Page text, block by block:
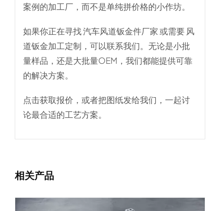
案例的加工厂，而不是单纯拼价格的小作坊。
如果你正在寻找汽车风道钣金件厂家或需要 风
道钣金加工定制 ，可以联系我们。无论是小批
量样品，还是大批量OEM，我们都能提供可靠
的解决方案。
点击获取报价，或者把图纸发给我们，一起讨
论最合适的工艺方案。
相关产品